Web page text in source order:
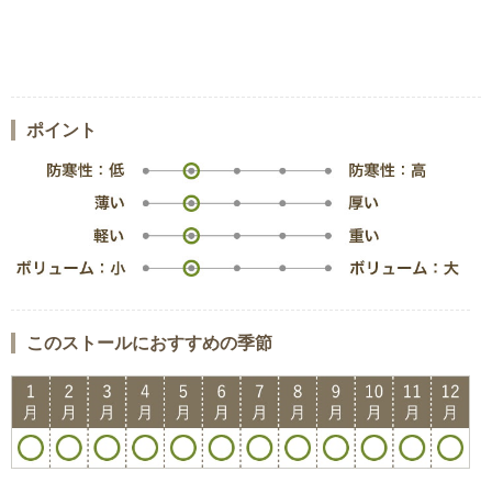
ポイント
このストールにおすすめの季節